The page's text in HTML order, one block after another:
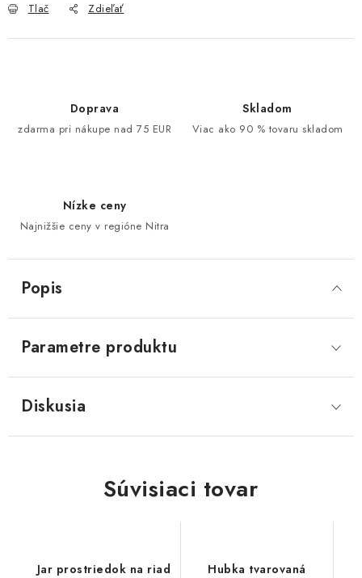
Tlač Zdieľať
Doprava
zdarma pri nákupe nad 75 EUR
Skladom
Viac ako 90 % tovaru skladom
Nízke ceny
Najnižšie ceny v regióne Nitra
Popis
Parametre produktu
Diskusia
Súvisiaci tovar
Jar prostriedok na riad
Hubka tvarovaná